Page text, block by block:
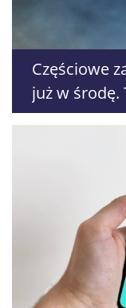
Częściowe
już w środę.
procentach